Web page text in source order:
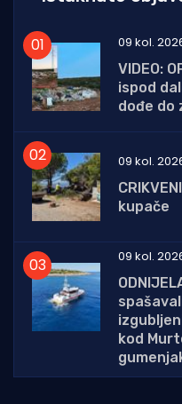
09 kol.
VIDEO:
ispod
dođe do
09 kol.
kupače
09 kol.
kod